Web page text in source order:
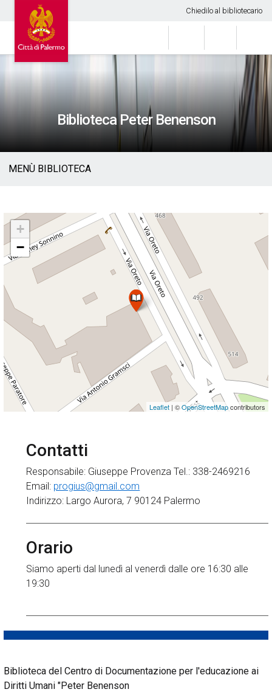
Chiedilo al bibliotecario
Biblioteca Peter Benenson
MENÙ BIBLIOTECA
+
−
Leaflet | ©OpenStreetMapcontributors
Contatti
Responsabile: Giuseppe Provenza Tel.: 338-2469216
Email: progius@gmail.com
Indirizzo: Largo Aurora, 7 90124 Palermo
Orario
Siamo aperti dal lunedì al venerdì dalle ore 16:30 alle
19:30
Biblioteca del Centro di Documentazione per l'educazione ai
Diritti Umani "Peter Benenson